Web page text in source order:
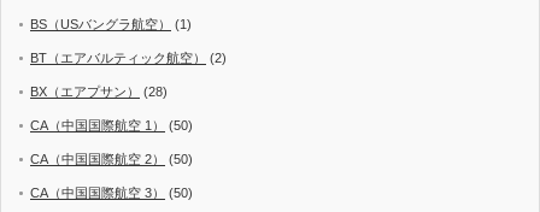
BS（USバングラ航空） (1)
BT（エアバルティック航空） (2)
BX（エアプサン） (28)
CA（中国国際航空 1） (50)
CA（中国国際航空 2） (50)
CA（中国国際航空 3） (50)